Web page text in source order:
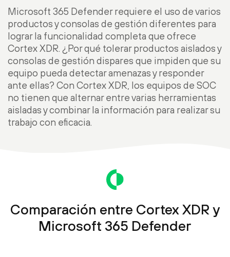
Microsoft 365 Defender requiere el uso de varios
productos y consolas de gestión diferentes para
lograr la funcionalidad completa que ofrece
Cortex XDR. ¿Por qué tolerar productos aislados y
consolas de gestión dispares que impiden que su
equipo pueda detectar amenazas y responder
ante ellas? Con Cortex XDR, los equipos de SOC
no tienen que alternar entre varias herramientas
aisladas y combinar la información para realizar su
trabajo con eficacia.
Comparación entre Cortex XDR y
Microsoft 365 Defender